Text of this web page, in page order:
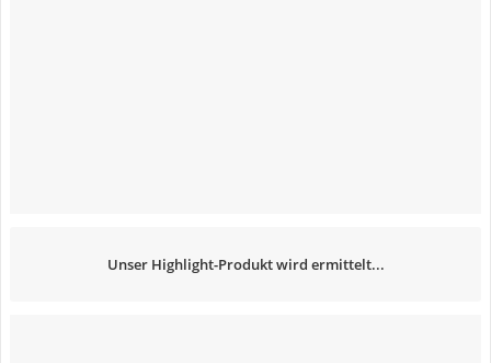
Unser Highlight-Produkt wird ermittelt...